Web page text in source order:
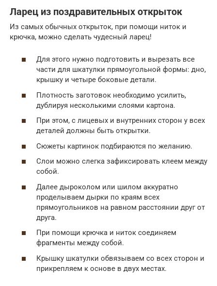
Ларец из поздравительных открыток
Из самых обычных открыток, при помощи ниток и
крючка, можно сделать чудесный ларец!
Для этого нужно подготовить и вырезать все
части для шкатулки прямоугольной формы: дно,
крышку и четыре боковые детали.
Плотность заготовок необходимо усилить,
дублируя несколькими слоями картона.
При этом, с лицевых и внутренних сторон у всех
деталей должны быть открытки.
Сюжеты картинок подбираются по желанию.
Слои можно слегка зафиксировать клеем между
собой.
Далее дыроколом или шилом аккуратно
проделываем дырки по краям всех
прямоугольников на равном расстоянии друг от
друга.
При помощи крючка и ниток соединяем
фрагменты между собой.
Крышку шкатулки обвязываем со всех сторон и
прикрепляем к основе в двух местах.